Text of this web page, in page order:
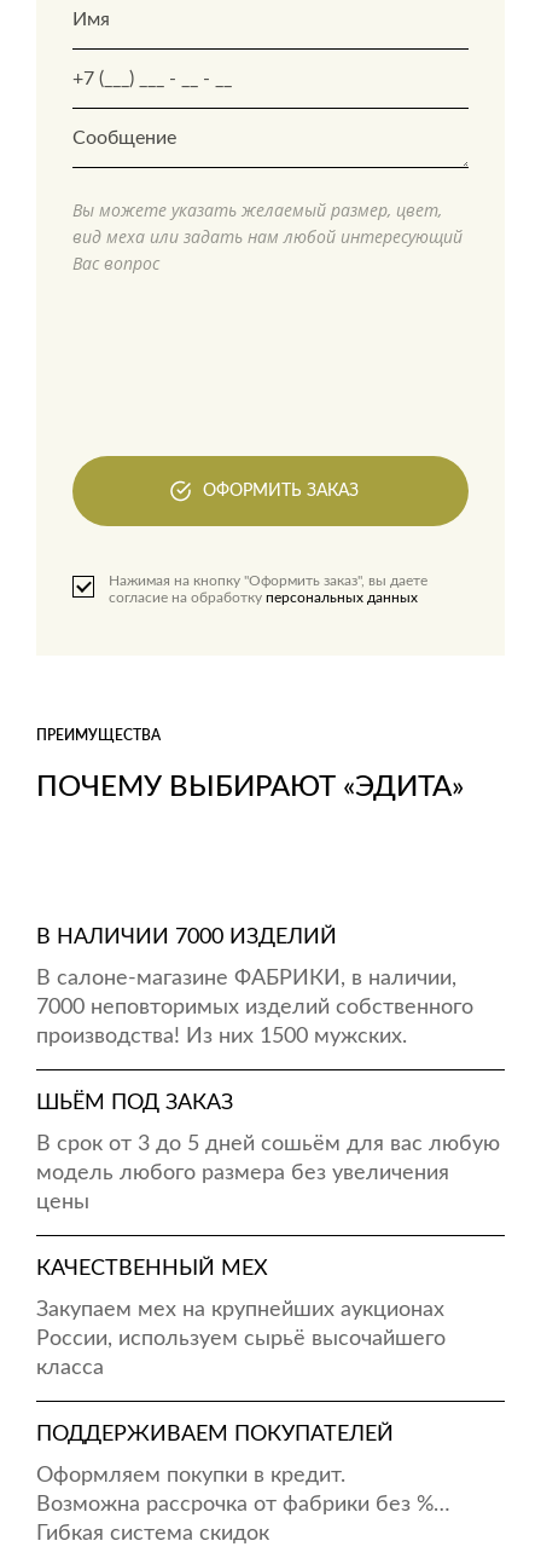
Вы можете указать желаемый размер, цвет,
вид меха или задать нам любой интересующий
Вас вопрос
ОФОРМИТЬ ЗАКАЗ
Нажимая на кнопку "Оформить заказ", вы даете
согласие на обработку персональных данных
ПОЧЕМУ ВЫБИРАЮТ «ЭДИТА»
ПРЕИМУЩЕСТВА
В НАЛИЧИИ 7000 ИЗДЕЛИЙ
В салоне-магазине ФАБРИКИ, в наличии,
7000 неповторимых изделий собственного
производства! Из них 1500 мужских.
ШЬЁМ ПОД ЗАКАЗ
В срок от 3 до 5 дней сошьём для вас любую
модель любого размера без увеличения
цены
КАЧЕСТВЕННЫЙ МЕХ
Закупаем мех на крупнейших аукционах
России, используем сырьё высочайшего
класса
ПОДДЕРЖИВАЕМ ПОКУПАТЕЛЕЙ
Оформляем покупки в кредит.
Возможна рассрочка от фабрики без %…
Гибкая система скидок